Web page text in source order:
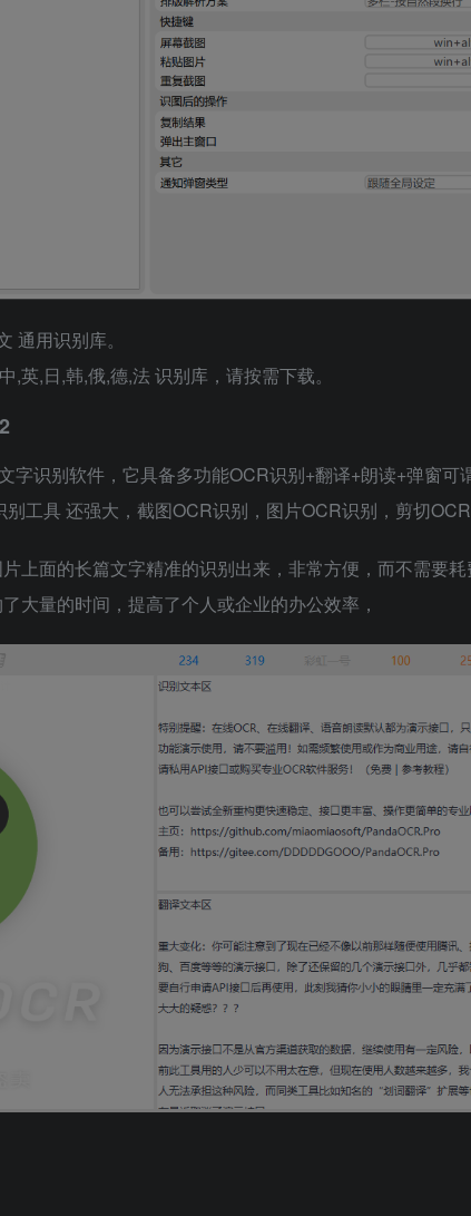
通用识别库。
英,日,韩,俄,德,法 识别库，请按需下载。
字识别软件，它具备多功能OCR识别+翻译+朗读+弹窗可
工具 还强大，截图OCR识别，图片OCR识别，剪切OCR
上面的长篇文字精准的识别出来，非常方便，而不需要
大量的时间，提高了个人或企业的办公效率，